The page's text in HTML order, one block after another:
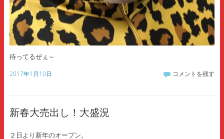
待ってるぜぇ～
2017年1月10日 コメントを残す
新春大売出し！大盛況
２日より新年のオープン。